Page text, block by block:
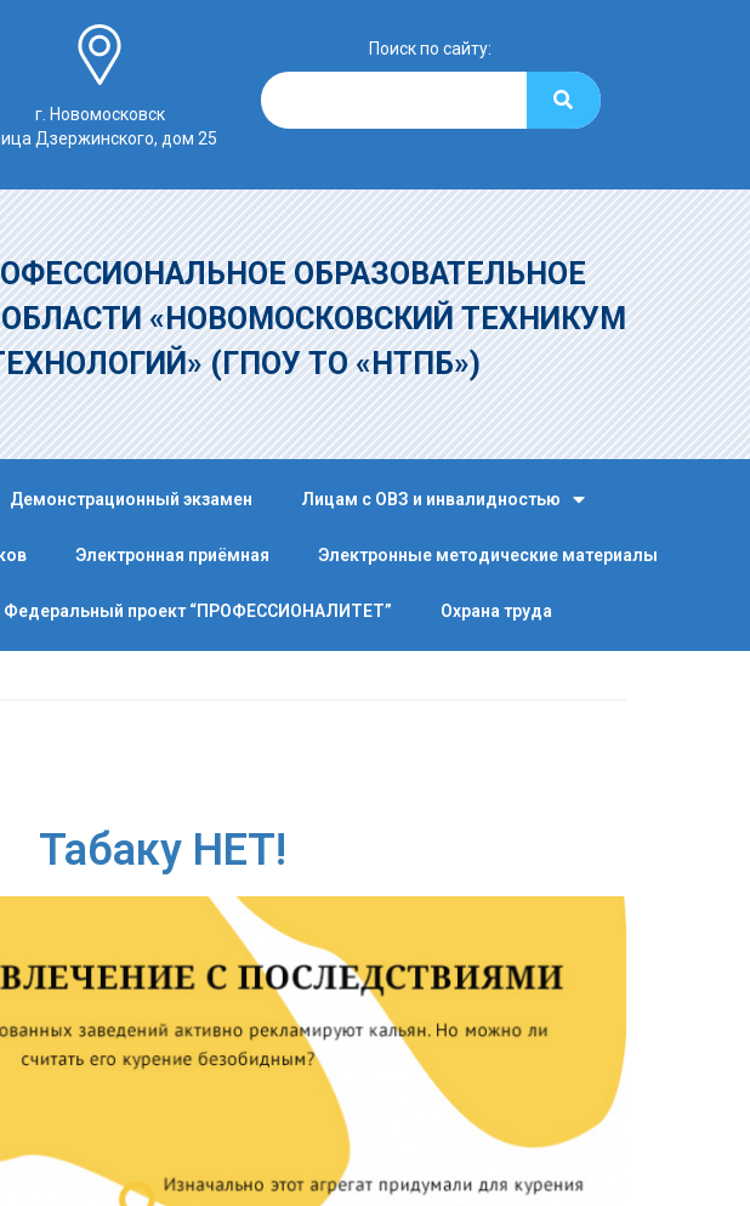
г. Новомосковск
Дзержинского, дом 25
Поиск по сайту:
ОБРАЗОВАТЕЛЬНОЕ
«НОВОМОСКОВСКИЙ ТЕХНИКУМ
(ГПОУ ТО «НТПБ»)
Демонстрационный экзамен Лицам с ОВЗ и инвалидностью
Электронная приёмная Электронные методические материалы
Федеральный проект “ПРОФЕССИОНАЛИТЕТ” Охрана труда
Табаку НЕТ!